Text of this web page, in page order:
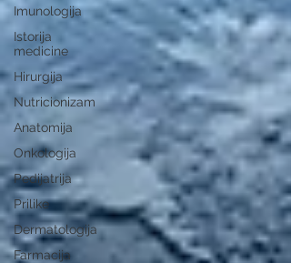
Imunologija
Istorija
medicine
Hirurgija
Nutricionizam
Anatomija
Onkologija
Pedijatrija
Prilike
Dermatologija
Farmacija